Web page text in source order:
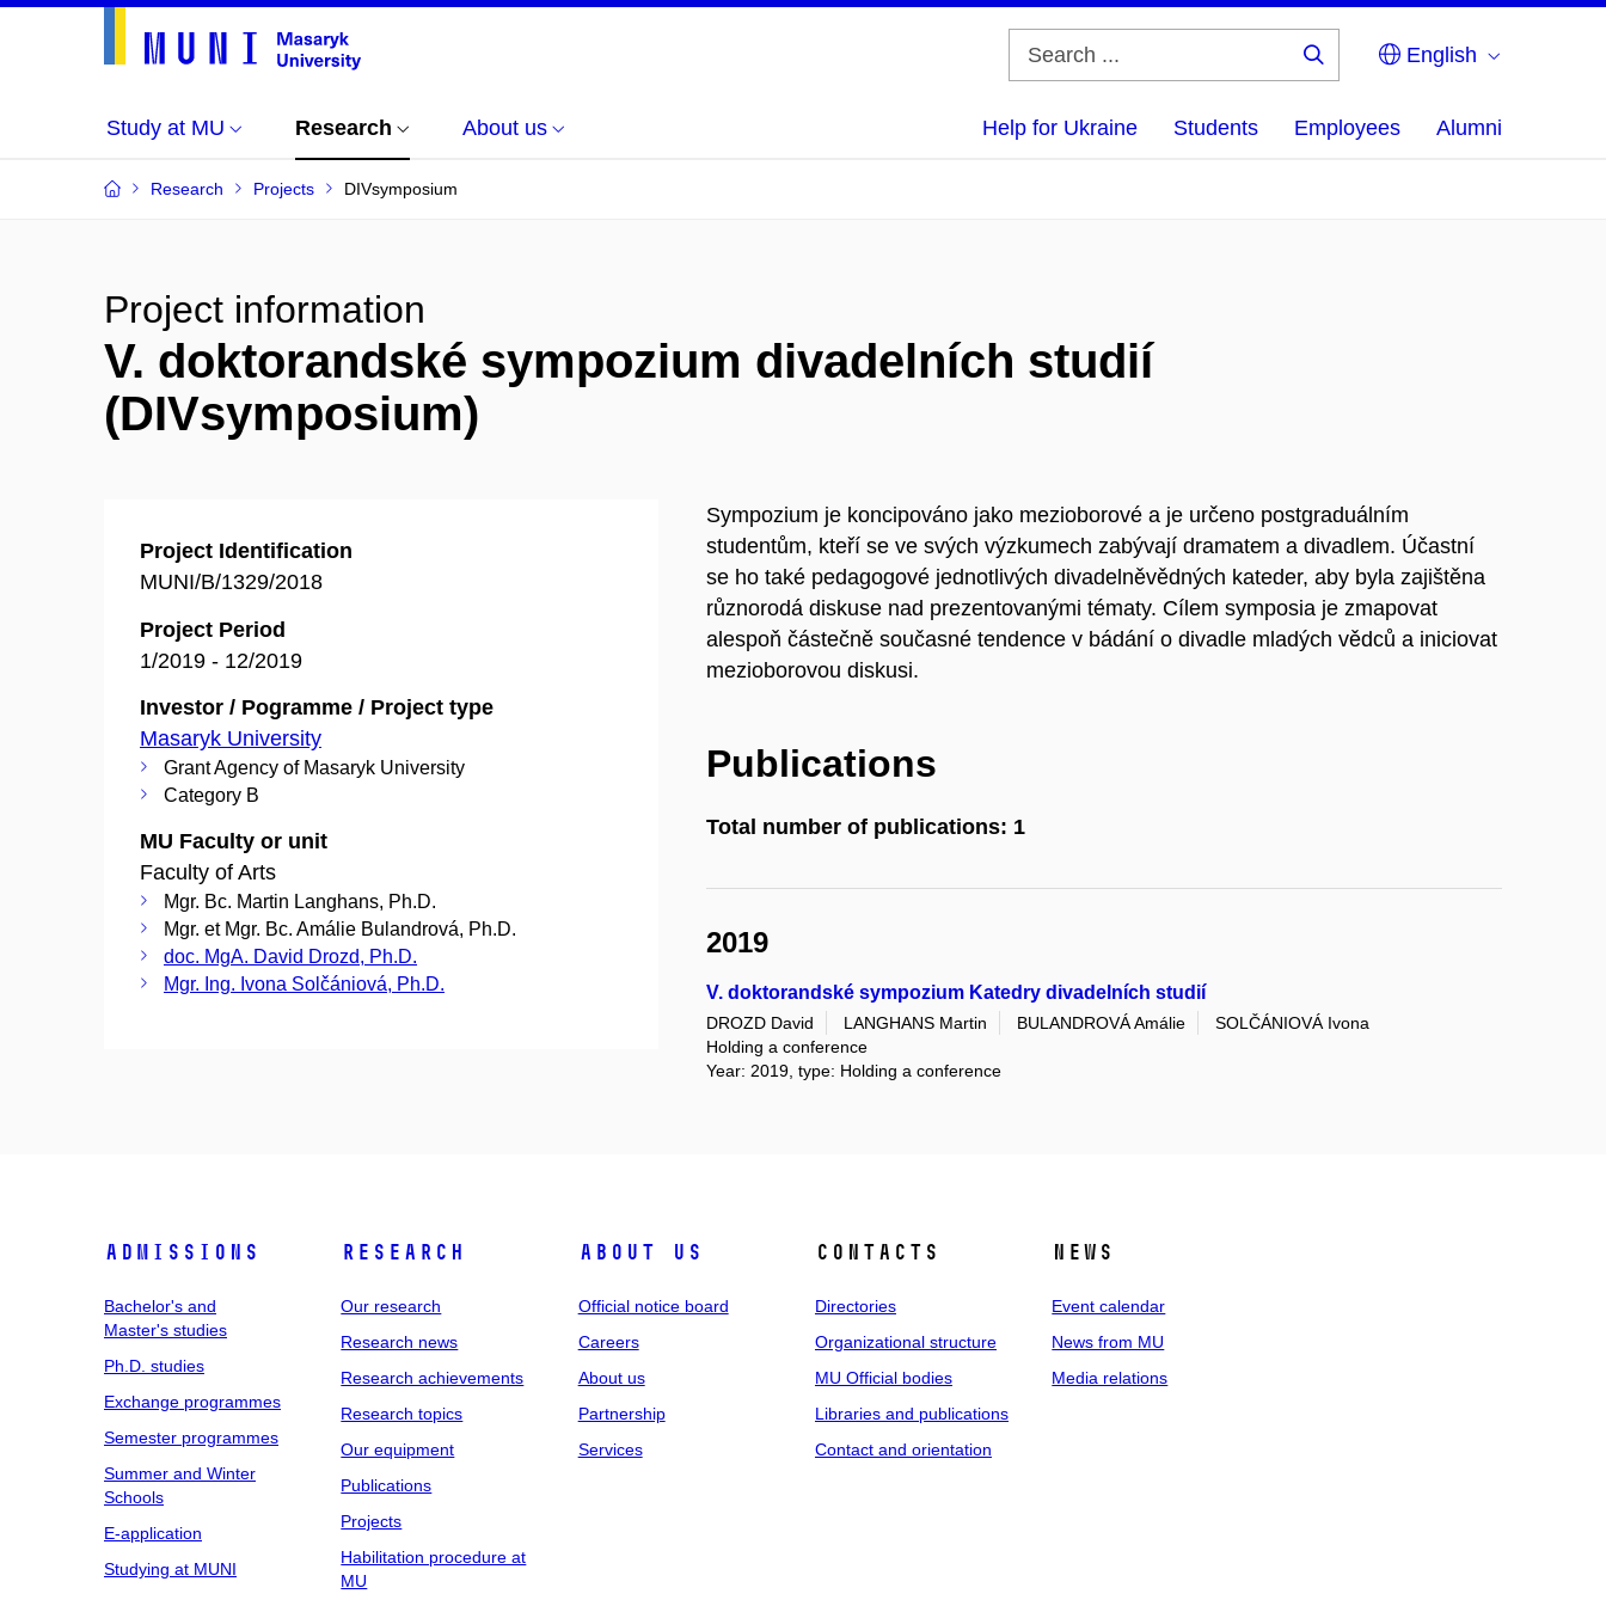
English
Study at MU Research About us Help for Ukraine Students Employees Alumni
Research Projects DIVsymposium
Project information
V. doktorandské sympozium divadelních studií
(DIVsymposium)
Project Identification
MUNI/B/1329/2018
Project Period
1/2019 - 12/2019
Investor / Pogramme / Project type
Masaryk University
Grant Agency of Masaryk University
Category B
MU Faculty or unit
Faculty of Arts
Mgr. Bc. Martin Langhans, Ph.D.
Mgr. et Mgr. Bc. Amálie Bulandrová, Ph.D.
doc. MgA. David Drozd, Ph.D.
Mgr. Ing. Ivona Solčániová, Ph.D.
Sympozium je koncipováno jako mezioborové a je určeno postgraduálním
studentům, kteří se ve svých výzkumech zabývají dramatem a divadlem. Účastní
se ho také pedagogové jednotlivých divadelněvědných kateder, aby byla zajištěna
různorodá diskuse nad prezentovanými tématy. Cílem symposia je zmapovat
alespoň částečně současné tendence v bádání o divadle mladých vědců a iniciovat
mezioborovou diskusi.
Publications
Total number of publications: 1
2019
V. doktorandské sympozium Katedry divadelních studií
DROZD David LANGHANS Martin BULANDROVÁ Amálie
SOLČÁNIOVÁ Ivona
Holding a conference
Year: 2019, type: Holding a conference
Admissions
Bachelor's and
Master's studies
Ph.D. studies
Exchange programmes
Semester programmes
Summer and Winter
Schools
E-application
Studying at MUNI
Research
Our research
Research news
Research achievements
Research topics
Our equipment
Publications
Projects
Habilitation procedure at
MU
About us
Official notice board
Careers
About us
Partnership
Services
Contacts
Directories
Organizational structure
MU Official bodies
Libraries and publications
Contact and orientation
News
Event calendar
News from MU
Media relations